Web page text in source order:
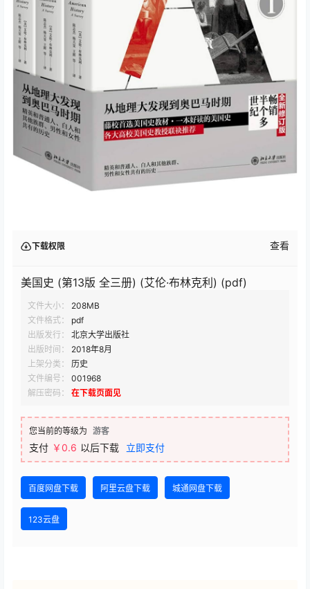
下载权限 查看
美国史 (第13版 全三册) (艾伦·布林克利) (pdf)
文件大小：
208MB
文件格式：
pdf
出版发行：
北京大学出版社
出版时间：
2018年8月
上架分类：
历史
文件编号：
001968
解压密码：
在下载页面见
您当前的等级为 游客
支付 ￥0.6 以后下载 立即支付
百度网盘下载 阿里云盘下载 城通网盘下载
123云盘